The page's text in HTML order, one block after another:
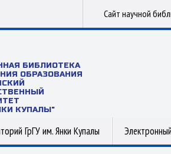
Сайт научной
БИБЛИОТЕКА
ОБРАЗОВАНИЯ
КУПАЛЫ"
ГрГУ им. Янки Купалы